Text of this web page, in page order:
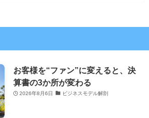
お客様を“ファン”に変えると、決
算書の3か所が変わる
2026年8月6日 ビジネスモデル解剖